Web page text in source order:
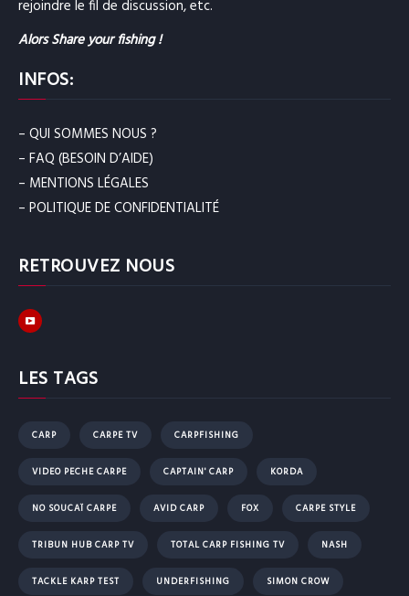
rejoindre le fil de discussion, etc.
Alors Share your fishing !
INFOS:
– QUI SOMMES NOUS ?
– FAQ (BESOIN D’AIDE)
– MENTIONS LÉGALES
– POLITIQUE DE CONFIDENTIALITÉ
RETROUVEZ NOUS
LES TAGS
CARP CARPE TV CARPFISHING
VIDEO PECHE CARPE CAPTAIN' CARP KORDA
NO SOUCAÏ CARPE AVID CARP FOX CARPE STYLE
TRIBUN HUB CARP TV TOTAL CARP FISHING TV NASH
TACKLE KARP TEST UNDERFISHING SIMON CROW